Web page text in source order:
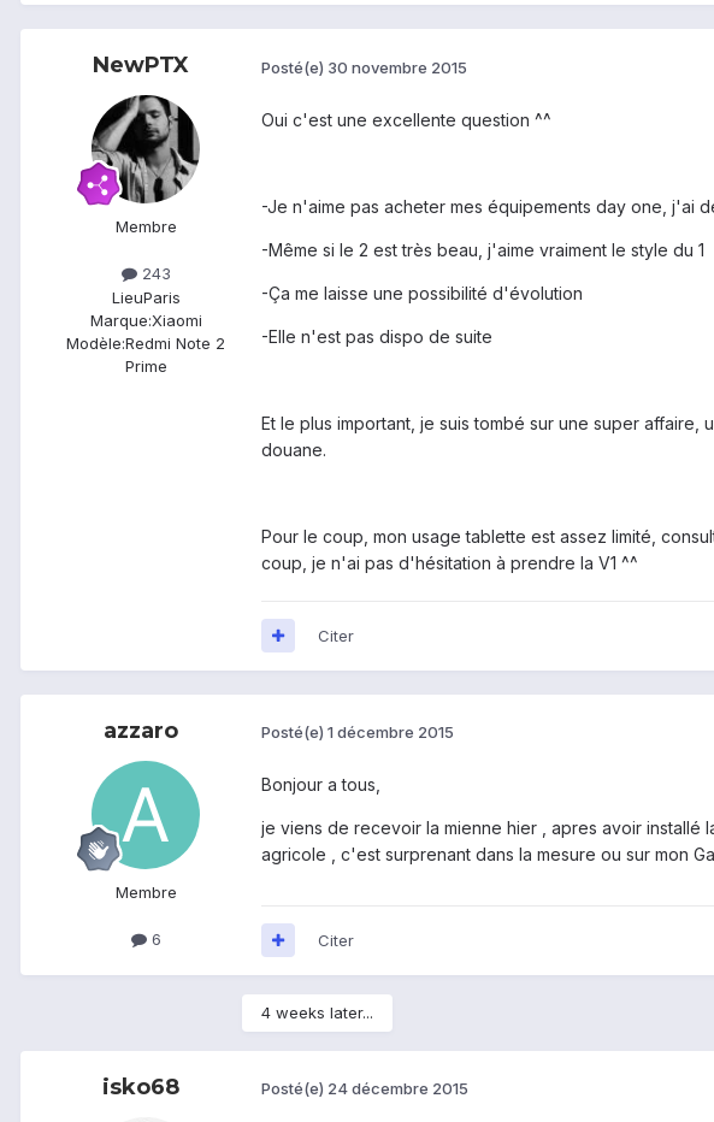
NewPTX
Membre
243
LieuParis
Marque:Xiaomi
Modèle:Redmi Note 2
Prime
Posté(e) 30 novembre 2015
Oui c'est une excellente question ^^
-Je n'aime pas acheter mes équipements day one, j'ai
-Même si le 2 est très beau, j'aime vraiment le style du 1
-Ça me laisse une possibilité d'évolution
-Elle n'est pas dispo de suite
Et le plus important, je suis tombé sur une super
douane.
Pour le coup, mon usage tablette est assez limité,
coup, je n'ai pas d'hésitation à prendre la V1 ^^
Citer
azzaro
Membre
6
Posté(e) 1 décembre 2015
Bonjour a tous,
je viens de recevoir la mienne hier , apres avoir installé
agricole , c'est surprenant dans la mesure ou sur mon
Citer
4 weeks later...
isko68 Posté(e) 24 décembre 2015